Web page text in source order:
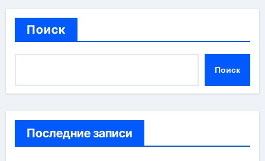
Поиск
Поиск
Последние записи